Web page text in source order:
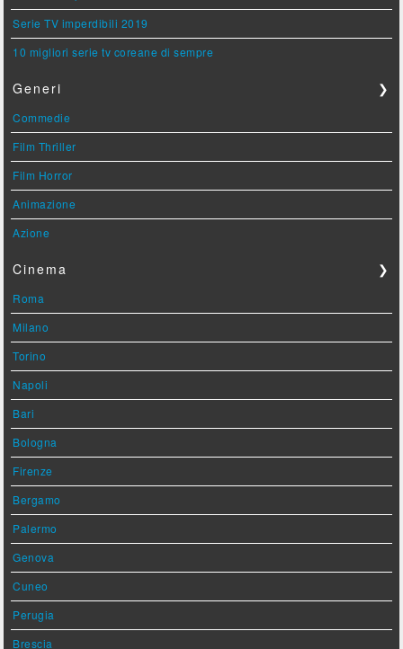
Serie TV imperdibili 2019
10 migliori serie tv coreane di sempre
Generi ❯
Commedie
Film Thriller
Film Horror
Animazione
Azione
Cinema ❯
Roma
Milano
Torino
Napoli
Bari
Bologna
Firenze
Bergamo
Palermo
Genova
Cuneo
Perugia
Brescia